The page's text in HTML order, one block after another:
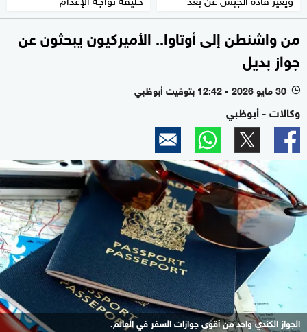
من واشنطن إلى أوتاوا.. الأميركيون يبحثون عن
جواز بديل
l 30 مايو 2026 - 12:42 بتوقيت أبوظبي
وكالات - أبوظبي
الجواز الكندي واحد من أقوى جوازات السفر في العالم.